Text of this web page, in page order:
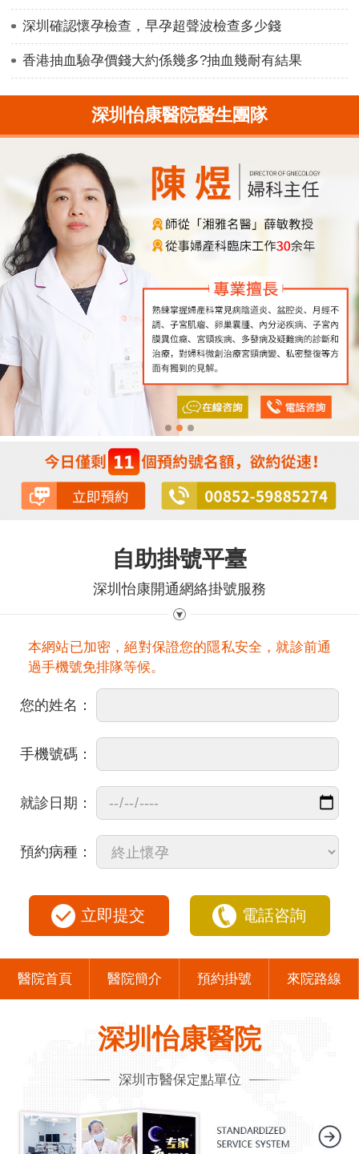
深圳確認懷孕檢查，早孕超聲波檢查多少錢
香港抽血驗孕價錢大約係幾多?抽血幾耐有結果
深圳怡康醫院醫生團隊
自助掛號平臺
深圳怡康開通網絡掛號服務
本網站已加密，絕對保證您的隱私安全，就診前通
過手機號免排隊等候。
您的姓名：
手機號碼：
就診日期：
預約病種：
立即提交 電話咨詢
醫院首頁 醫院簡介 預約掛號 來院路線
深圳怡康醫院
深圳市醫保定點單位